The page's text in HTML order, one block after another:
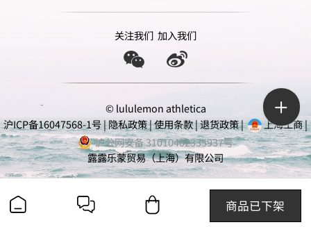
商品已下架
关注我们 加入我们
© lululemon athletica
沪ICP备16047568-1号|隐私政策|使用条款|退货政策| 上海工商|
沪公网安备 31010402335937号
露露乐蒙贸易（上海）有限公司